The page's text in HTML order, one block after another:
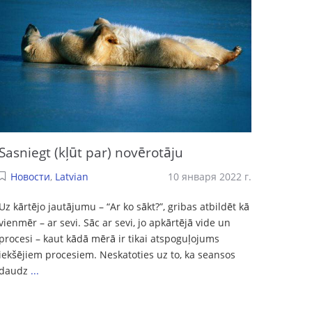
(kļūt par) novērotāju
Новости, Latvian 10 января 2022 г.
kārtējo jautājumu – “Ar ko sākt?”, gribas atbildēt kā
– ar sevi. Sāc ar sevi, jo apkārtējā vide un
– kaut kādā mērā ir tikai atspoguļojums
procesiem. Neskatoties uz to, ka seansos
...